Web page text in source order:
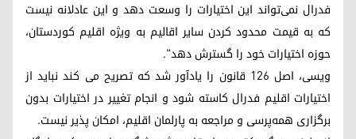
فدرال نمی‌تواند این اختیارات را وسعت دهد و این عادلانه نیست
که به قیمت محدود کردن سایر اقالیم به ‌ویژه اقلیم کوردستان،
حوزه اختیارات خود را گسترش دهد".
ویسی، اصل ١٢٦ قانون را یادآور شد که تصریح می کند نباید از
اختیارات اقلیم فدرال کاسته شود و انجام تغییر در اختیارات بدون
برگزاری همه‌پرسی و مراجعه به پارلمان اقلیم، امکان پذیر نیست.